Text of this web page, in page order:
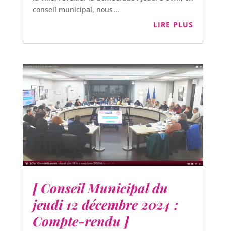
conseil municipal, nous...
LIRE PLUS
[ Conseil Municipal du
jeudi 12 décembre 2024 :
Compte-rendu ]